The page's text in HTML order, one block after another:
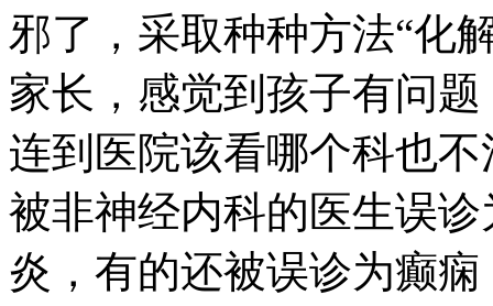
邪了，采取种种方法“化
家长，感觉到孩子有问
连到医院该看哪个科也
被非神经内科的医生误
炎，有的还被误诊为癫